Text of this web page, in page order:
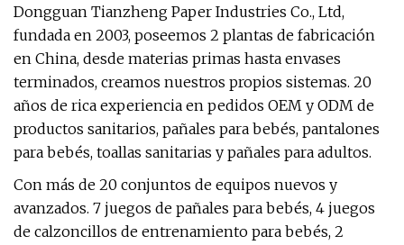
Dongguan Tianzheng Paper Industries Co., Ltd,
fundada en 2003, poseemos 2 plantas de fabricación
en China, desde materias primas hasta envases
terminados, creamos nuestros propios sistemas. 20
años de rica experiencia en pedidos OEM y ODM de
productos sanitarios, pañales para bebés, pantalones
para bebés, toallas sanitarias y pañales para adultos.
Con más de 20 conjuntos de equipos nuevos y
avanzados. 7 juegos de pañales para bebés, 4 juegos
de calzoncillos de entrenamiento para bebés, 2